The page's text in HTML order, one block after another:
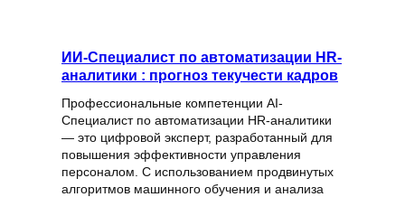
ИИ-Специалист по автоматизации HR-
аналитики : прогноз текучести кадров
Профессиональные компетенции AI-
Специалист по автоматизации HR-аналитики
— это цифровой эксперт, разработанный для
повышения эффективности управления
персоналом. С использованием продвинутых
алгоритмов машинного обучения и анализа